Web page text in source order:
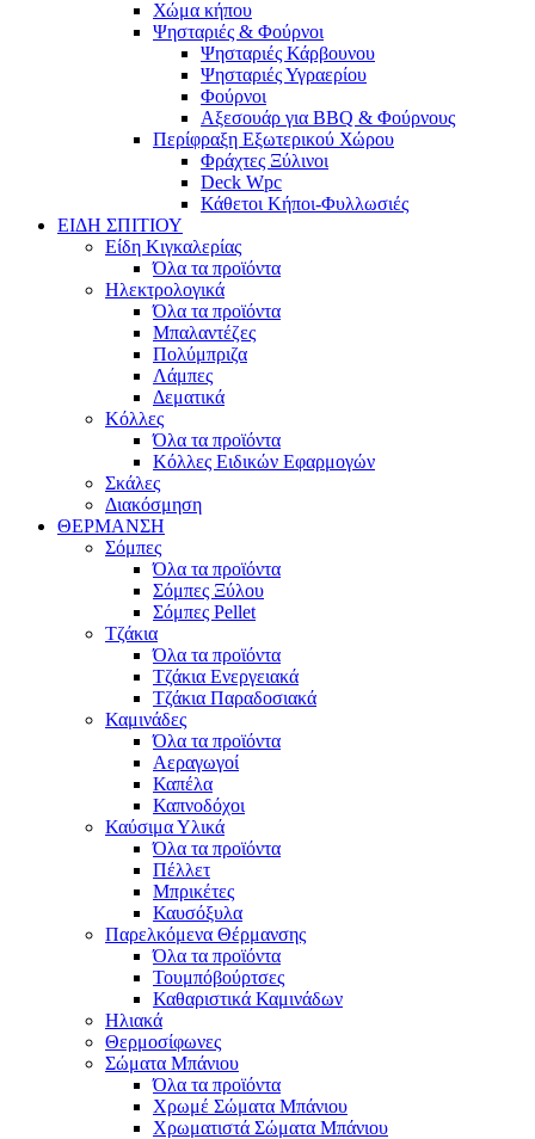
Χώμα κήπου
Ψησταριές & Φούρνοι
Ψησταριές Κάρβουνου
Ψησταριές Υγραερίου
Φούρνοι
Αξεσουάρ για BBQ & Φούρνους
Περίφραξη Εξωτερικού Χώρου
Φράχτες Ξύλινοι
Deck Wpc
Κάθετοι Κήποι-Φυλλωσιές
ΕΙΔΗ ΣΠΙΤΙΟΥ
Είδη Κιγκαλερίας
Όλα τα προϊόντα
Ηλεκτρολογικά
Όλα τα προϊόντα
Μπαλαντέζες
Πολύμπριζα
Λάμπες
Δεματικά
Κόλλες
Όλα τα προϊόντα
Κόλλες Ειδικών Εφαρμογών
Σκάλες
Διακόσμηση
ΘΕΡΜΑΝΣΗ
Σόμπες
Όλα τα προϊόντα
Σόμπες Ξύλου
Σόμπες Pellet
Τζάκια
Όλα τα προϊόντα
Τζάκια Ενεργειακά
Τζάκια Παραδοσιακά
Καμινάδες
Όλα τα προϊόντα
Αεραγωγοί
Καπέλα
Καπνοδόχοι
Καύσιμα Υλικά
Όλα τα προϊόντα
Πέλλετ
Μπρικέτες
Καυσόξυλα
Παρελκόμενα Θέρμανσης
Όλα τα προϊόντα
Τουμπόβούρτσες
Καθαριστικά Καμινάδων
Ηλιακά
Θερμοσίφωνες
Σώματα Μπάνιου
Όλα τα προϊόντα
Χρωμέ Σώματα Μπάνιου
Χρωματιστά Σώματα Μπάνιου